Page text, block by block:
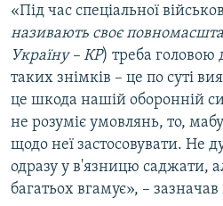
«Під час спеціальної
називають своє
Україну – КР) треба головою
таких знімків – це по суті
це шкода нашій оборонній
не розуміє умовлянь, то,
щодо неї застосовувати. Не
одразу у в'язницю саджати,
багатьох вгамує», – зазначав